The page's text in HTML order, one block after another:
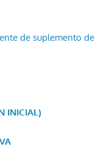
de suplemento de
INICIAL)